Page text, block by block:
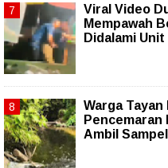
Viral Video
Mempawah
Didalami Unit
Warga
Pencemaran
Ambil